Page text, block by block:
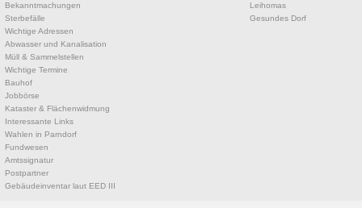
Bekanntmachungen
Sterbefälle
Wichtige Adressen
Abwasser und Kanalisation
Müll & Sammelstellen
Wichtige Termine
Bauhof
Jobbörse
Kataster & Flächenwidmung
Interessante Links
Wahlen in Parndorf
Fundwesen
Amtssignatur
Postpartner
Gebäudeinventar laut EED III
Leihomas
Gesundes Dorf